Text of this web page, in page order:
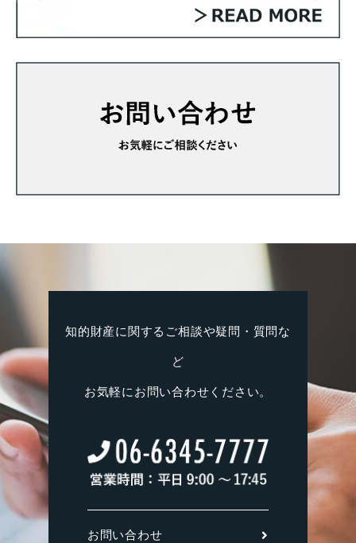
知的財産に関するご相談や疑問・質問な
ど
お気軽にお問い合わせください。
お問い合わせ